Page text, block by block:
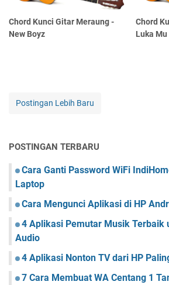
Chord Kunci Gitar Meraung -
New Boyz
Chord
Luka
Postingan Lebih Baru
POSTINGAN TERBARU
Cara Ganti Password WiFi
Laptop
Cara Mengunci Aplikasi di HP
4 Aplikasi Pemutar Musik Terbaik
Audio
4 Aplikasi Nonton TV dari HP
7 Cara Membuat WA Centang 1